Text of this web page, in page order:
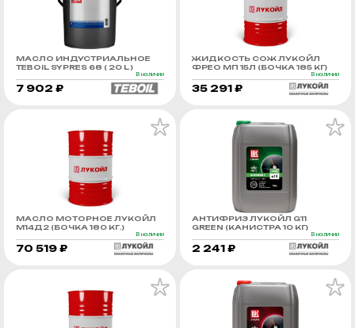
МАСЛО ИНДУСТРИАЛЬНОЕ
TEBOIL SYPRES 68 ( 20 L )
В наличии
7 902 ₽
ЖИДКОСТЬ СОЖ ЛУКОЙЛ
ФРЕО МП 15Л (БОЧКА 185 КГ)
В наличии
35 291 ₽
МАСЛО МОТОРНОЕ ЛУКОЙЛ
М14Д2 (БОЧКА 180 КГ.)
В наличии
70 519 ₽
АНТИФРИЗ ЛУКОЙЛ G11
GREEN (КАНИСТРА 10 КГ)
В наличии
2 241 ₽